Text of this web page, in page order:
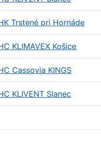
Trstené pri Hornáde
KLIMAVEX Košice
Cassovia KINGS
KLIVENT Slanec